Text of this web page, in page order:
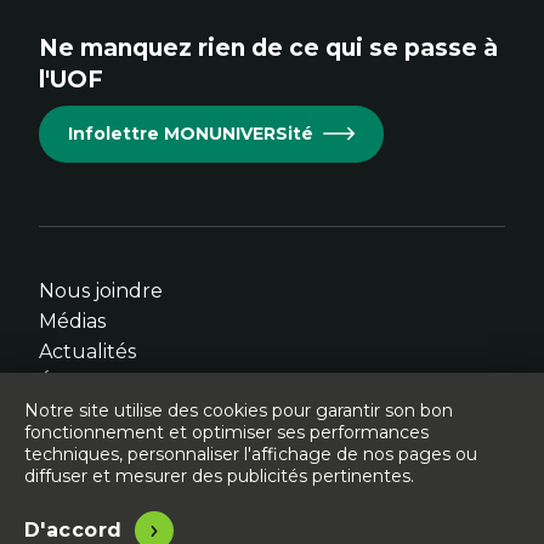
Cet
s'ouvrira
dans
fenêtre.
Cet
s'ouvrira
dans
fenêtre.
Cet
s'ouvrira
dans
fenêtre.
Cet
s'ouvrira
dans
fenêtre.
Cet
s'ouvrira
dans
fenêtre.
Ne manquez rien de ce qui se passe à
l'UOF
Infolettre MONUNIVERSité
Nous joindre
Médias
Actualités
© Université de l'Ontario français - 2026
Site conçu, développé et hébergé par
Notre site utilise des cookies pour garantir son bon
fonctionnement et optimiser ses performances
techniques, personnaliser l'affichage de nos pages ou
diffuser et mesurer des publicités pertinentes.
D'accord